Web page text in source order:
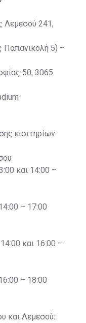
Λεμεσού 241,
Παπανικολή 5) –
50, 3065
εισιτηρίων
και 14:00 –
– 17:00
και 16:00 –
– 18:00
και Λεμεσού: